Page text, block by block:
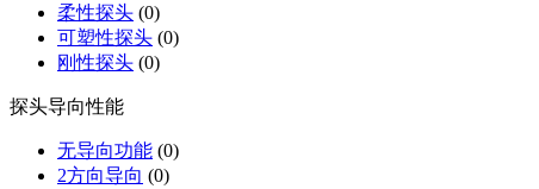
柔性探头 (0)
可塑性探头 (0)
刚性探头 (0)
探头导向性能
无导向功能 (0)
2方向导向 (0)